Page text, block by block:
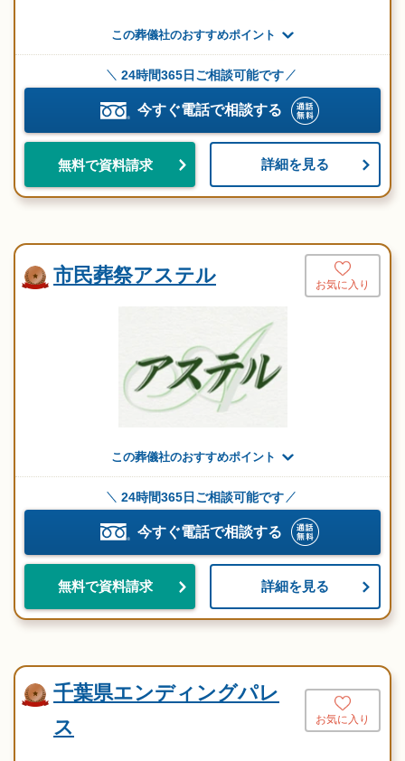
この葬儀社のおすすめポイント
24時間365日ご相談可能です
今すぐ電話で相談する
無料で資料請求 詳細を見る
市民葬祭アステル お気に入り
この葬儀社のおすすめポイント
24時間365日ご相談可能です
今すぐ電話で相談する
無料で資料請求 詳細を見る
千葉県エンディングパレ
ス
お気に入り